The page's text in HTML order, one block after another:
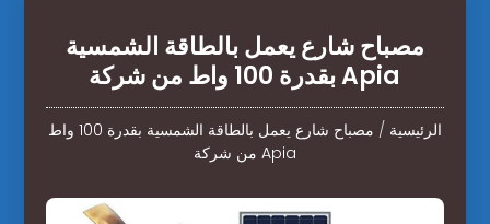
مصباح شارع يعمل بالطاقة الشمسية
بقدرة 100 واط من شركة Apia
الرئيسية /
مصباح شارع يعمل بالطاقة الشمسية بقدرة 100 واط
من شركة Apia